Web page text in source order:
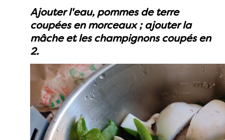
Ajouter l'eau, pommes de terre
coupées en morceaux ; ajouter la
mâche et les champignons coupés en
2.